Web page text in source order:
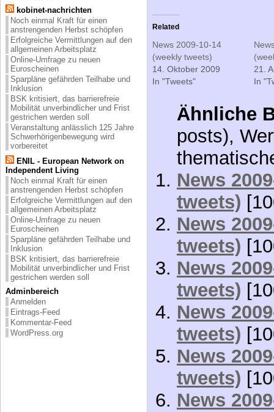
kobinet-nachrichten
Noch einmal Kraft für einen
anstrengenden Herbst schöpfen
Erfolgreiche Vermittlungen auf den
allgemeinen Arbeitsplatz
Online-Umfrage zu neuen
Euroscheinen
Sparpläne gefährden Teilhabe und
Inklusion
BSK kritisiert, das barrierefreie
Mobilität unverbindlicher und Frist
gestrichen werden soll
Veranstaltung anlässlich 125 Jahre
Schwerhörigenbewegung wird
vorbereitet
ENIL - European Network on
Independent Living
Noch einmal Kraft für einen
anstrengenden Herbst schöpfen
Erfolgreiche Vermittlungen auf den
allgemeinen Arbeitsplatz
Online-Umfrage zu neuen
Euroscheinen
Sparpläne gefährden Teilhabe und
Inklusion
BSK kritisiert, das barrierefreie
Mobilität unverbindlicher und Frist
gestrichen werden soll
Adminbereich
Anmelden
Eintrags-Feed
Kommentar-Feed
WordPress.org
Related
News 2009-10-14
(weekly tweets)
14. Oktober 2009
In "Tweets"
21.
In
Ähnliche
posts),
News
tweets)
News
tweets)
News
tweets)
News
tweets)
News
tweets)
News